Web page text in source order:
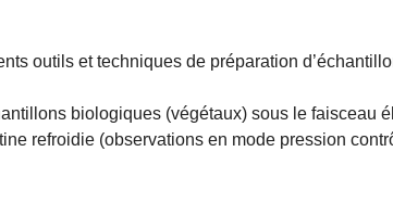
outils et techniques de préparation
biologiques (végétaux) sous le faisceau
refroidie (observations en mode pression